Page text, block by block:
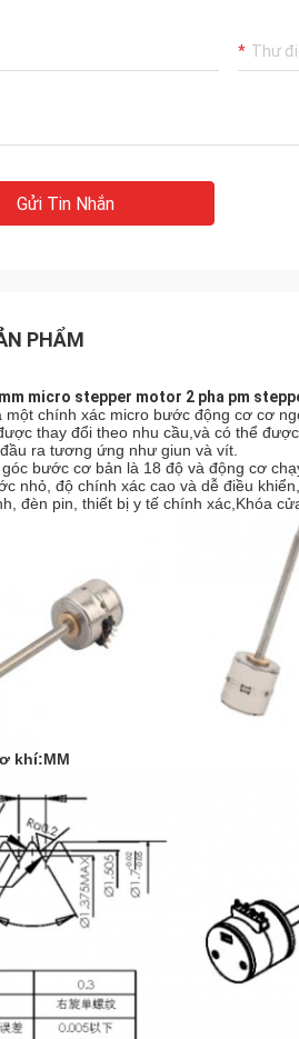
Gửi Tin Nhắn
PHẨM
micro stepper motor 2 pha pm
một chính xác micro bước động cơ cơ
thay đổi theo nhu cầu,và có thể
ra tương ứng như giun và vít.
bước cơ bản là 18 độ và động cơ
nhỏ, độ chính xác cao và dễ điều
đèn pin, thiết bị y tế chính xác,Khóa
khí:MM